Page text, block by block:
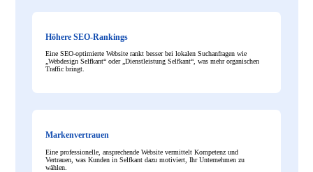
Höhere SEO-Rankings
Eine SEO-optimierte Website rankt besser bei lokalen Suchanfragen wie
„Webdesign Selfkant“ oder „Dienstleistung Selfkant“, was mehr organischen
Traffic bringt.
Markenvertrauen
Eine professionelle, ansprechende Website vermittelt Kompetenz und
Vertrauen, was Kunden in Selfkant dazu motiviert, Ihr Unternehmen zu
wählen.